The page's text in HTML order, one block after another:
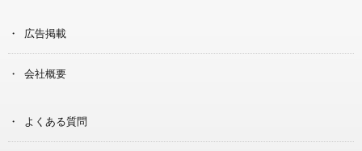
広告掲載
会社概要
よくある質問